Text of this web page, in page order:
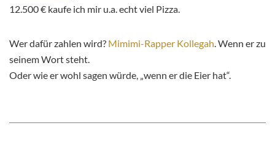
12.500 € kaufe ich mir u.a. echt viel Pizza.
Wer dafür zahlen wird? Mimimi-Rapper Kollegah. Wenn er zu
seinem Wort steht.
Oder wie er wohl sagen würde, „wenn er die Eier hat“.